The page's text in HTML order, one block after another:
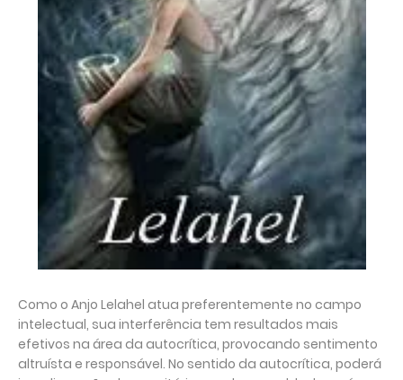
Como o Anjo Lelahel atua preferentemente no campo
intelectual, sua interferência tem resultados mais
efetivos na área da autocrítica, provocando sentimento
altruísta e responsável. No sentido da autocrítica, poderá